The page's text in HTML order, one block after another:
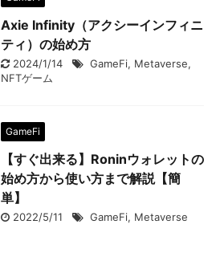
Axie Infinity（アクシーインフィニ
ティ）の始め方
2024/1/14 GameFi, Metaverse,
NFTゲーム
GameFi
【すぐ出来る】Roninウォレットの
始め方から使い方まで解説【簡
単】
2022/5/11 GameFi, Metaverse